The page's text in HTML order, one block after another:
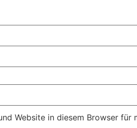
Website in diesem Browser für